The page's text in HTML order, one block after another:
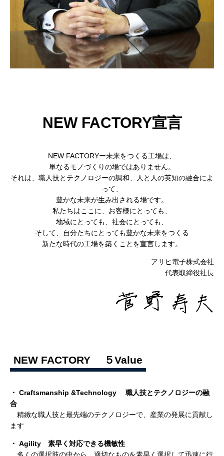
NEW FACTORY宣⾔
NEW FACTORYー未来をつくる⼯場は、
単なるモノづくりの場ではありません。
それは、職⼈技とテクノロジーの調和、⼈と⼈の英知の融合によ
って、
豊かな未来が⽣み出される場です。
私たちはここに、お客様にとっても、
地域にとっても、社会にとっても、
そして、⾃分たちにとっても豊かな未来をつくる
新たな時代の⼯場を築くことを宣⾔します。
アサヒ電子株式会社
代表取締役社長
NEW FACTORY ５Value
・ Craftsmanship &Technology 職人技とテクノロジーの融
合
精緻な職人技と最先端のテクノロジーで、産業の発展に貢献し
ます
・ Agility 素早く対応できる機敏性